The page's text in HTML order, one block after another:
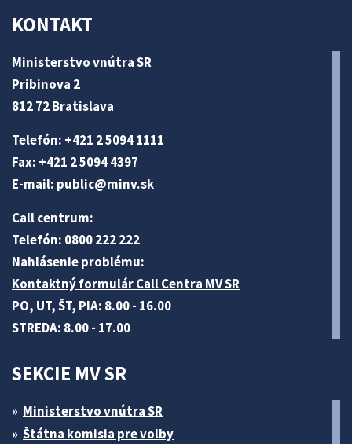
KONTAKT
Ministerstvo vnútra SR
Pribinova 2
812 72 Bratislava
Telefón: +421 2 5094 1111
Fax: +421 2 5094 4397
E-mail: public@minv.sk
Call centrum:
Telefón: 0800 222 222
Nahlásenie problému:
Kontaktný formulár Call Centra MV SR
PO, UT, ŠT, PIA: 8.00 - 16.00
STREDA: 8.00 - 17.00
SEKCIE MV SR
Ministerstvo vnútra SR
Štátna komisia pre volby